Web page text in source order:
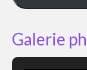
Galerie